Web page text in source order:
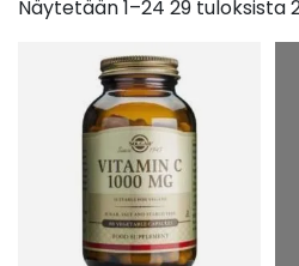
Näytetään 1–24 29 tuloksista